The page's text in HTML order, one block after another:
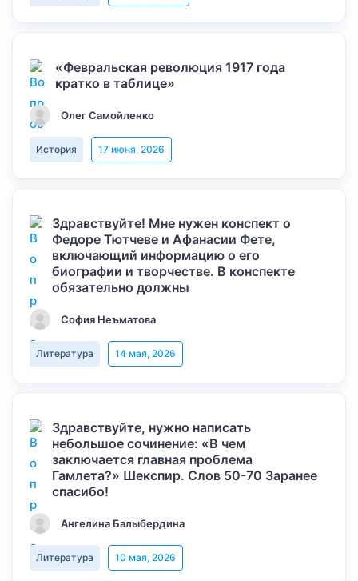
«Февральская революция 1917 года
кратко в таблице»
Олег Самойленко
История 17 июня, 2026
Здравствуйте! Мне нужен конспект о
Федоре Тютчеве и Афанасии Фете,
включающий информацию о его
биографии и творчестве. В конспекте
обязательно должны
София Неъматова
Литература 14 мая, 2026
Здравствуйте, нужно написать
небольшое сочинение: «В чем
заключается главная проблема
Гамлета?» Шекспир. Слов 50-70 Заранее
спасибо!
Ангелина Балыбердина
Литература 10 мая, 2026